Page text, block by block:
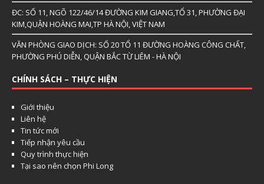
ĐC: SỐ 11, NGÕ 122/46/14 ĐƯỜNG KIM GIANG,TỔ 31, PHƯỜNG ĐẠI
KIM,QUẬN HOÀNG MAI,TP HÀ NỘI, VIỆT NAM
VĂN PHÒNG GIAO DỊCH: SỐ 20 TỔ 11 ĐƯỜNG HOÀNG CÔNG CHẤT,
PHƯỜNG PHÚ DIỄN, QUẬN BẮC TỪ LIÊM - HÀ NỘI
CHÍNH SÁCH – THỰC HIỆN
Giới thiệu
Liên hệ
Tin tức mới
Tiếp nhận yêu cầu
Quy trình thực hiện
Tại sao nên chọn Phi Long